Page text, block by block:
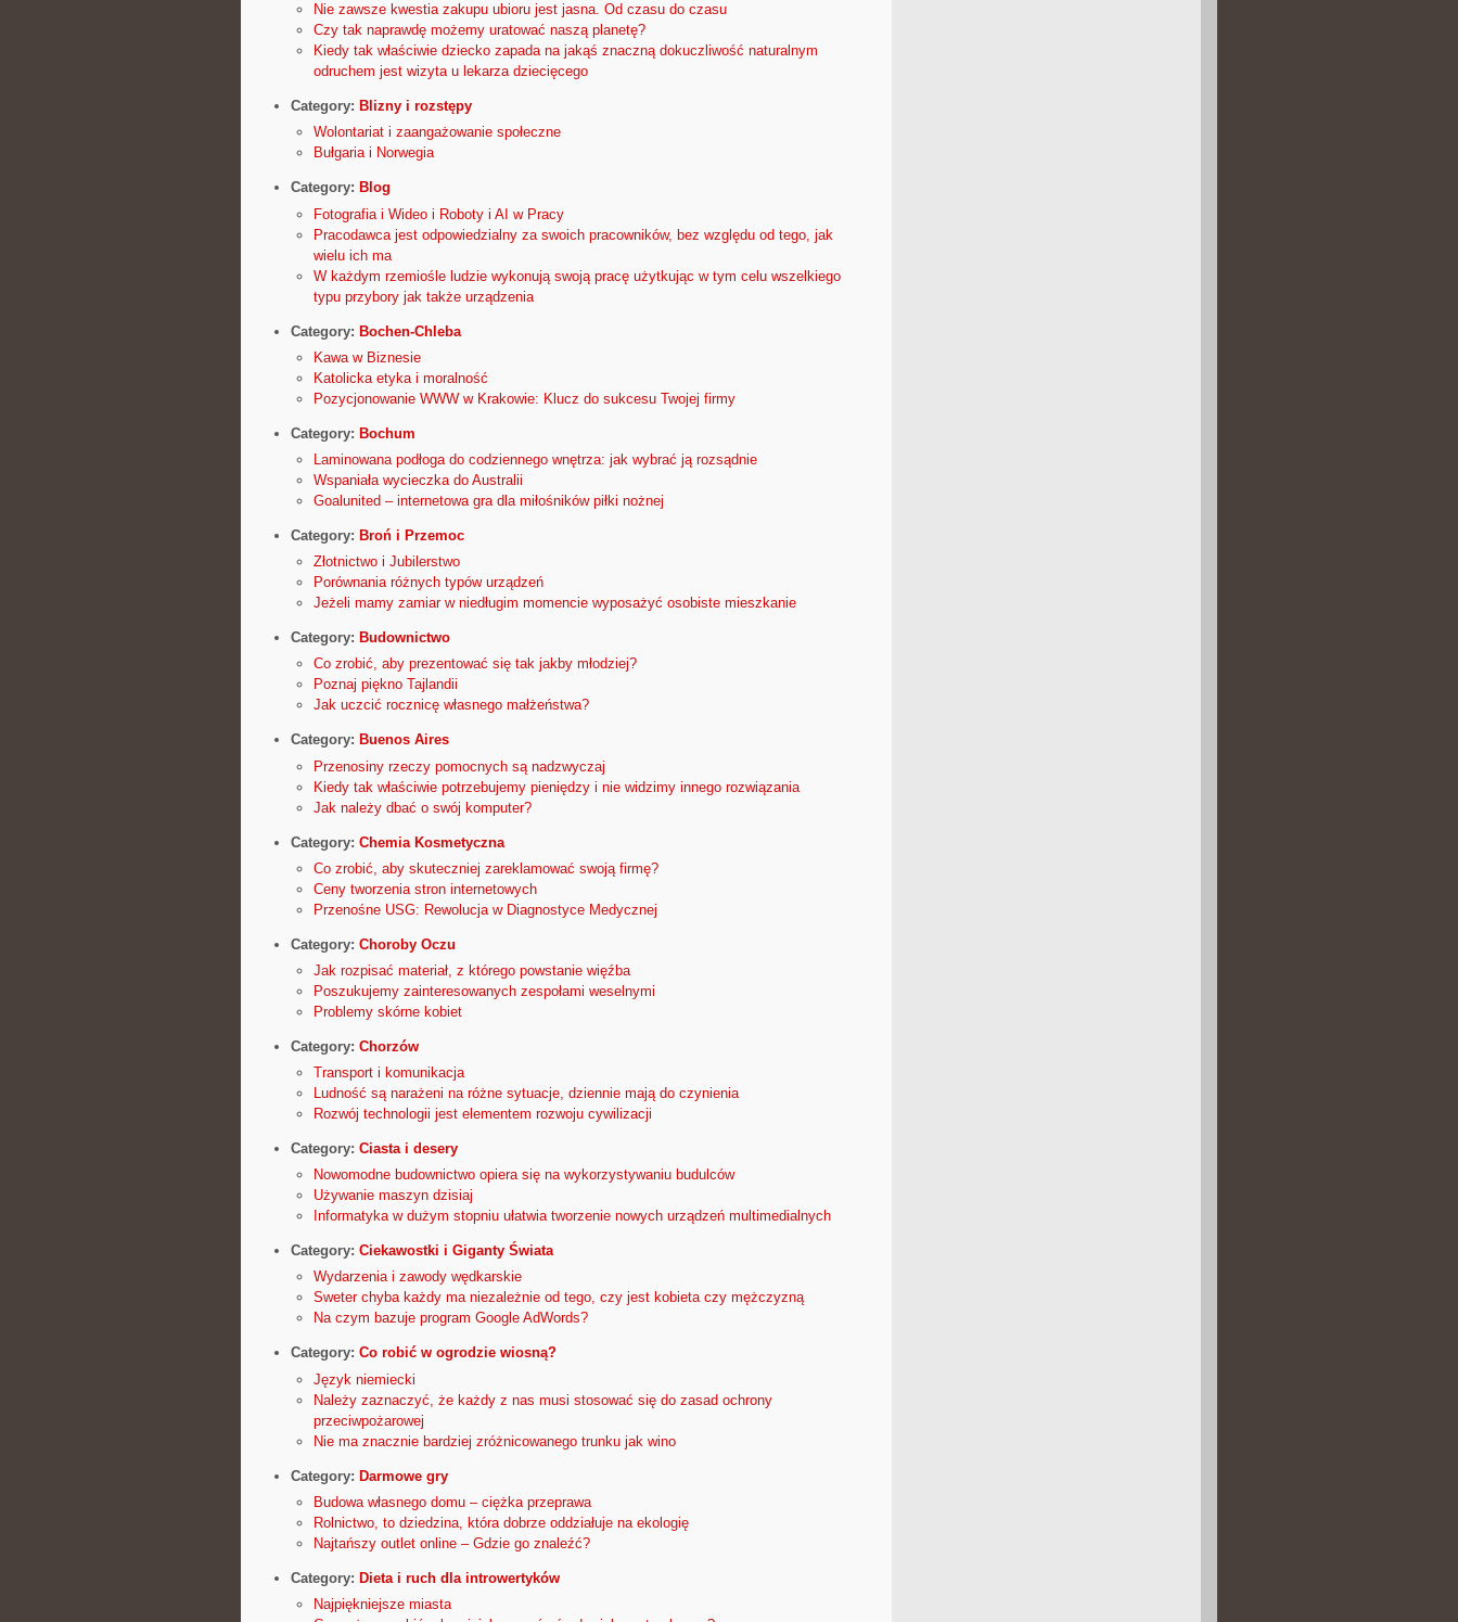
Nie zawsze kwestia zakupu ubioru jest jasna. Od czasu do czasu
Czy tak naprawdę możemy uratować naszą planetę?
Kiedy tak właściwie dziecko zapada na jakąś znaczną dokuczliwość naturalnym
odruchem jest wizyta u lekarza dziecięcego
Category: Blizny i rozstępy
Wolontariat i zaangażowanie społeczne
Bułgaria i Norwegia
Category: Blog
Fotografia i Wideo i Roboty i AI w Pracy
Pracodawca jest odpowiedzialny za swoich pracowników, bez względu od tego, jak
wielu ich ma
W każdym rzemiośle ludzie wykonują swoją pracę użytkując w tym celu wszelkiego
typu przybory jak także urządzenia
Category: Bochen-Chleba
Kawa w Biznesie
Katolicka etyka i moralność
Pozycjonowanie WWW w Krakowie: Klucz do sukcesu Twojej firmy
Category: Bochum
Laminowana podłoga do codziennego wnętrza: jak wybrać ją rozsądnie
Wspaniała wycieczka do Australii
Goalunited – internetowa gra dla miłośników piłki nożnej
Category: Broń i Przemoc
Złotnictwo i Jubilerstwo
Porównania różnych typów urządzeń
Jeżeli mamy zamiar w niedługim momencie wyposażyć osobiste mieszkanie
Category: Budownictwo
Co zrobić, aby prezentować się tak jakby młodziej?
Poznaj piękno Tajlandii
Jak uczcić rocznicę własnego małżeństwa?
Category: Buenos Aires
Przenosiny rzeczy pomocnych są nadzwyczaj
Kiedy tak właściwie potrzebujemy pieniędzy i nie widzimy innego rozwiązania
Jak należy dbać o swój komputer?
Category: Chemia Kosmetyczna
Co zrobić, aby skuteczniej zareklamować swoją firmę?
Ceny tworzenia stron internetowych
Przenośne USG: Rewolucja w Diagnostyce Medycznej
Category: Choroby Oczu
Jak rozpisać materiał, z którego powstanie więźba
Poszukujemy zainteresowanych zespołami weselnymi
Problemy skórne kobiet
Category: Chorzów
Transport i komunikacja
Ludność są narażeni na różne sytuacje, dziennie mają do czynienia
Rozwój technologii jest elementem rozwoju cywilizacji
Category: Ciasta i desery
Nowomodne budownictwo opiera się na wykorzystywaniu budulców
Używanie maszyn dzisiaj
Informatyka w dużym stopniu ułatwia tworzenie nowych urządzeń multimedialnych
Category: Ciekawostki i Giganty Świata
Wydarzenia i zawody wędkarskie
Sweter chyba każdy ma niezależnie od tego, czy jest kobieta czy mężczyzną
Na czym bazuje program Google AdWords?
Category: Co robić w ogrodzie wiosną?
Język niemiecki
Należy zaznaczyć, że każdy z nas musi stosować się do zasad ochrony
przeciwpożarowej
Nie ma znacznie bardziej zróżnicowanego trunku jak wino
Category: Darmowe gry
Budowa własnego domu – ciężka przeprawa
Rolnictwo, to dziedzina, która dobrze oddziałuje na ekologię
Najtańszy outlet online – Gdzie go znaleźć?
Category: Dieta i ruch dla introwertyków
Najpiękniejsze miasta